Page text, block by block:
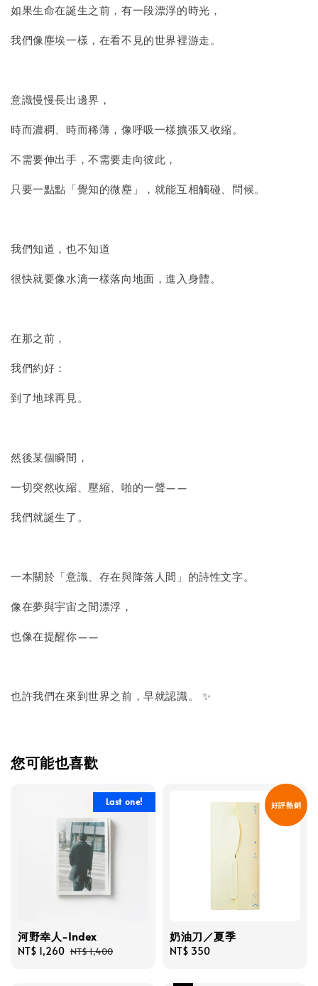
加入購物車
如果生命在誕生之前，有一段漂浮的時光，
我們像塵埃一樣，在看不見的世界裡游走。
意識慢慢長出邊界，
時而濃稠、時而稀薄，像呼吸一樣擴張又收縮。
不需要伸出手，不需要走向彼此，
只要一點點「覺知的微塵」，就能互相觸碰、問候。
我們知道，也不知道
很快就要像水滴一樣落向地面，進入身體。
在那之前，
我們約好：
到了地球再見。
然後某個瞬間，
一切突然收縮、壓縮、啪的一聲——
我們就誕生了。
一本關於「意識、存在與降落人間」的詩性文字。
像在夢與宇宙之間漂浮，
也像在提醒你——
也許我們在來到世界之前，早就認識。 ✨
您可能也喜歡
Last one!
河野幸人-Index
Sale
NT$ 1,260 Regular
NT$ 1,400
好評熱銷
奶油刀／夏季
Regular
NT$ 350